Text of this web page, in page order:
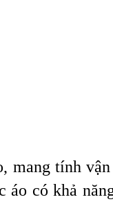
mang tính
có khả